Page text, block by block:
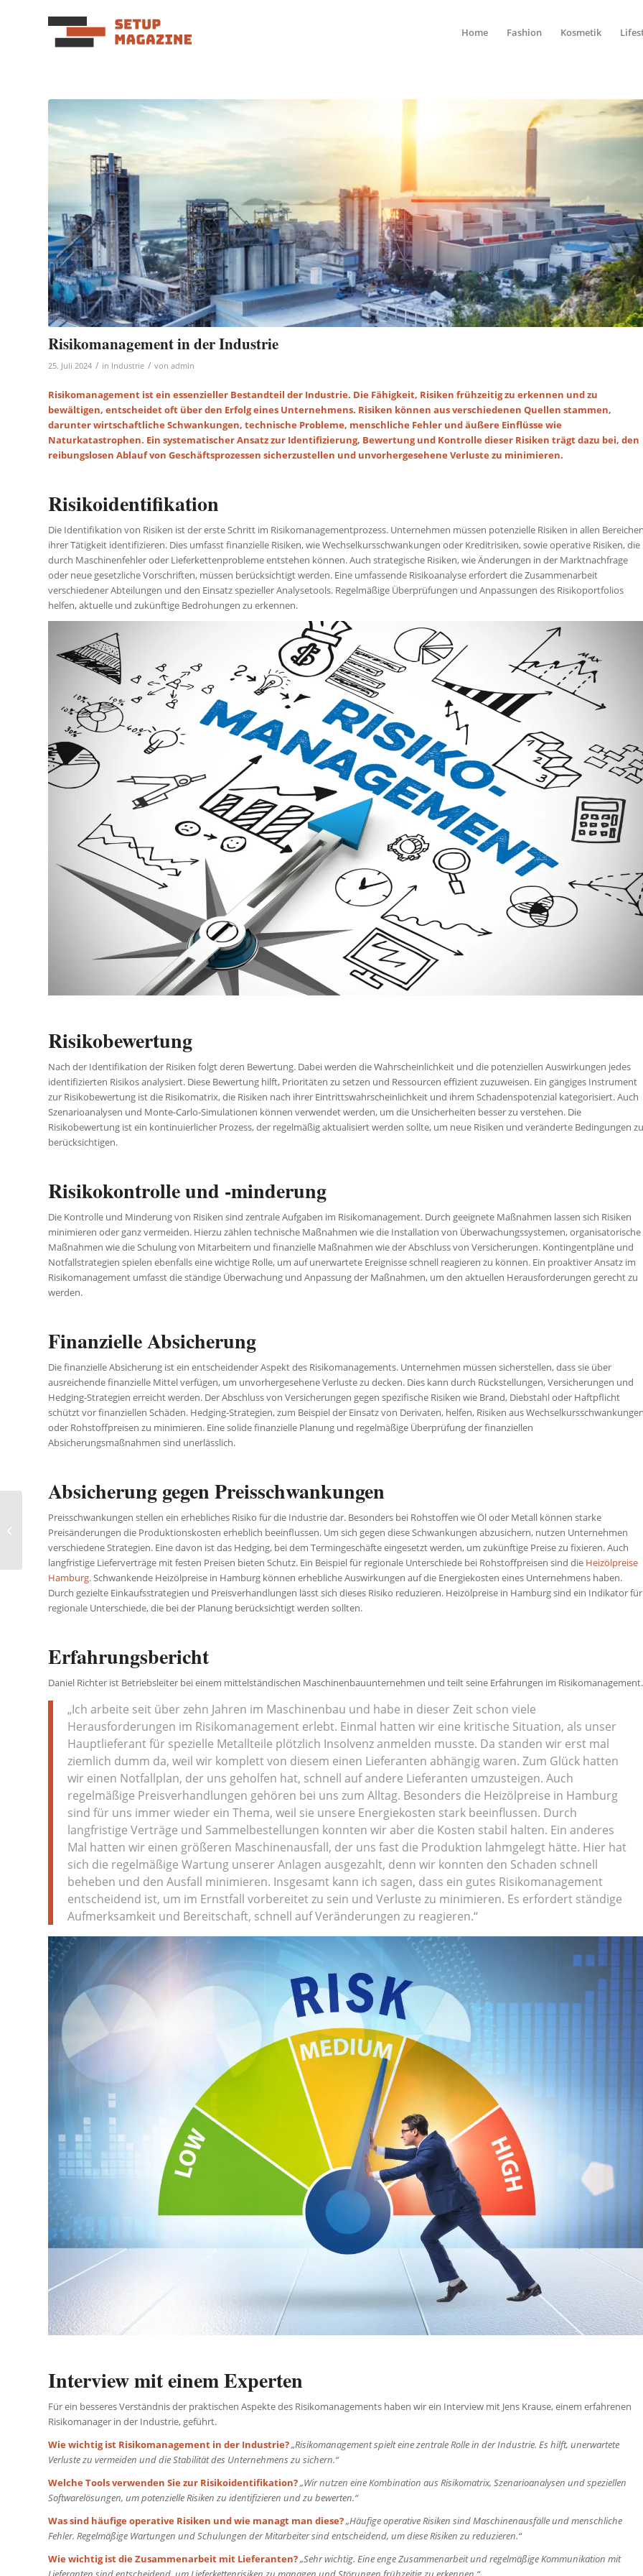
Home Fashion Kosmetik
Risikomanagement in der Industrie
25. Juli 2024 / in Industrie / von admin
Risikomanagement ist ein essenzieller Bestandteil der Industrie. Die Fähigkeit, Risiken frühzeitig zu erkennen und zu
bewältigen, entscheidet oft über den Erfolg eines Unternehmens. Risiken können aus verschiedenen Quellen stammen,
darunter wirtschaftliche Schwankungen, technische Probleme, menschliche Fehler und äußere Einflüsse wie
Naturkatastrophen. Ein systematischer Ansatz zur Identifizierung, Bewertung und Kontrolle dieser Risiken trägt dazu bei, den
reibungslosen Ablauf von Geschäftsprozessen sicherzustellen und unvorhergesehene Verluste zu minimieren.
Risikoidentifikation
Die Identifikation von Risiken ist der erste Schritt im Risikomanagementprozess. Unternehmen müssen potenzielle Risiken in allen
ihrer Tätigkeit identifizieren. Dies umfasst finanzielle Risiken, wie Wechselkursschwankungen oder Kreditrisiken, sowie operative Risiken, die
durch Maschinenfehler oder Lieferkettenprobleme entstehen können. Auch strategische Risiken, wie Änderungen in der Marktnachfrage
oder neue gesetzliche Vorschriften, müssen berücksichtigt werden. Eine umfassende Risikoanalyse erfordert die Zusammenarbeit
verschiedener Abteilungen und den Einsatz spezieller Analysetools. Regelmäßige Überprüfungen und Anpassungen des Risikoportfolios
helfen, aktuelle und zukünftige Bedrohungen zu erkennen.
Risikobewertung
Nach der Identifikation der Risiken folgt deren Bewertung. Dabei werden die Wahrscheinlichkeit und die potenziellen Auswirkungen jedes
identifizierten Risikos analysiert. Diese Bewertung hilft, Prioritäten zu setzen und Ressourcen effizient zuzuweisen. Ein gängiges Instrument
zur Risikobewertung ist die Risikomatrix, die Risiken nach ihrer Eintrittswahrscheinlichkeit und ihrem Schadenspotenzial kategorisiert. Auch
Szenarioanalysen und Monte-Carlo-Simulationen können verwendet werden, um die Unsicherheiten besser zu verstehen. Die
Risikobewertung ist ein kontinuierlicher Prozess, der regelmäßig aktualisiert werden sollte, um neue Risiken und veränderte Bedingungen zu
berücksichtigen.
Risikokontrolle und -minderung
Die Kontrolle und Minderung von Risiken sind zentrale Aufgaben im Risikomanagement. Durch geeignete Maßnahmen lassen sich Risiken
minimieren oder ganz vermeiden. Hierzu zählen technische Maßnahmen wie die Installation von Überwachungssystemen, organisatorische
Maßnahmen wie die Schulung von Mitarbeitern und finanzielle Maßnahmen wie der Abschluss von Versicherungen. Kontingentpläne und
Notfallstrategien spielen ebenfalls eine wichtige Rolle, um auf unerwartete Ereignisse schnell reagieren zu können. Ein proaktiver Ansatz im
Risikomanagement umfasst die ständige Überwachung und Anpassung der Maßnahmen, um den aktuellen Herausforderungen gerecht zu
werden.
Finanzielle Absicherung
Die finanzielle Absicherung ist ein entscheidender Aspekt des Risikomanagements. Unternehmen müssen sicherstellen, dass sie über
ausreichende finanzielle Mittel verfügen, um unvorhergesehene Verluste zu decken. Dies kann durch Rückstellungen, Versicherungen und
Hedging-Strategien erreicht werden. Der Abschluss von Versicherungen gegen spezifische Risiken wie Brand, Diebstahl oder Haftpflicht
schützt vor finanziellen Schäden. Hedging-Strategien, zum Beispiel der Einsatz von Derivaten, helfen, Risiken aus
oder Rohstoffpreisen zu minimieren. Eine solide finanzielle Planung und regelmäßige Überprüfung der finanziellen
Absicherungsmaßnahmen sind unerlässlich.
Absicherung gegen Preisschwankungen
Preisschwankungen stellen ein erhebliches Risiko für die Industrie dar. Besonders bei Rohstoffen wie Öl oder Metall können starke
Preisänderungen die Produktionskosten erheblich beeinflussen. Um sich gegen diese Schwankungen abzusichern, nutzen Unternehmen
verschiedene Strategien. Eine davon ist das Hedging, bei dem Termingeschäfte eingesetzt werden, um zukünftige Preise zu fixieren. Auch
langfristige Lieferverträge mit festen Preisen bieten Schutz. Ein Beispiel für regionale Unterschiede bei Rohstoffpreisen sind die Heizölpreise
Hamburg. Schwankende Heizölpreise in Hamburg können erhebliche Auswirkungen auf die Energiekosten eines Unternehmens haben.
Durch gezielte Einkaufsstrategien und Preisverhandlungen lässt sich dieses Risiko reduzieren. Heizölpreise in Hamburg sind ein Indikator für
regionale Unterschiede, die bei der Planung berücksichtigt werden sollten.
Erfahrungsbericht
Daniel Richter ist Betriebsleiter bei einem mittelständischen Maschinenbauunternehmen und teilt seine Erfahrungen im Risikomanagement.
„Ich arbeite seit über zehn Jahren im Maschinenbau und habe in dieser Zeit schon viele
Herausforderungen im Risikomanagement erlebt. Einmal hatten wir eine kritische Situation, als unser
Hauptlieferant für spezielle Metallteile plötzlich Insolvenz anmelden musste. Da standen wir erst mal
ziemlich dumm da, weil wir komplett von diesem einen Lieferanten abhängig waren. Zum Glück hatten
wir einen Notfallplan, der uns geholfen hat, schnell auf andere Lieferanten umzusteigen. Auch
regelmäßige Preisverhandlungen gehören bei uns zum Alltag. Besonders die Heizölpreise in Hamburg
sind für uns immer wieder ein Thema, weil sie unsere Energiekosten stark beeinflussen. Durch
langfristige Verträge und Sammelbestellungen konnten wir aber die Kosten stabil halten. Ein anderes
Mal hatten wir einen größeren Maschinenausfall, der uns fast die Produktion lahmgelegt hätte. Hier hat
sich die regelmäßige Wartung unserer Anlagen ausgezahlt, denn wir konnten den Schaden schnell
beheben und den Ausfall minimieren. Insgesamt kann ich sagen, dass ein gutes Risikomanagement
entscheidend ist, um im Ernstfall vorbereitet zu sein und Verluste zu minimieren. Es erfordert ständige
Aufmerksamkeit und Bereitschaft, schnell auf Veränderungen zu reagieren.“
Interview mit einem Experten
Für ein besseres Verständnis der praktischen Aspekte des Risikomanagements haben wir ein Interview mit Jens Krause, einem erfahrenen
Risikomanager in der Industrie, geführt.
Wie wichtig ist Risikomanagement in der Industrie?„Risikomanagement spielt eine zentrale Rolle in der Industrie. Es hilft, unerwartete
Verluste zu vermeiden und die Stabilität des Unternehmens zu sichern.“
Welche Tools verwenden Sie zur Risikoidentifikation?„Wir nutzen eine Kombination aus Risikomatrix, Szenarioanalysen und speziellen
Softwarelösungen, um potenzielle Risiken zu identifizieren und zu bewerten.“
Was sind häufige operative Risiken und wie managt man diese?„Häufige operative Risiken sind Maschinenausfälle und menschliche
Fehler. Regelmäßige Wartungen und Schulungen der Mitarbeiter sind entscheidend, um diese Risiken zu reduzieren.“
Wie wichtig ist die Zusammenarbeit mit Lieferanten?„Sehr wichtig. Eine enge Zusammenarbeit und regelmäßige Kommunikation mit
Warum natürliche
Materialien in Ihrem
Garten nicht fehlen...